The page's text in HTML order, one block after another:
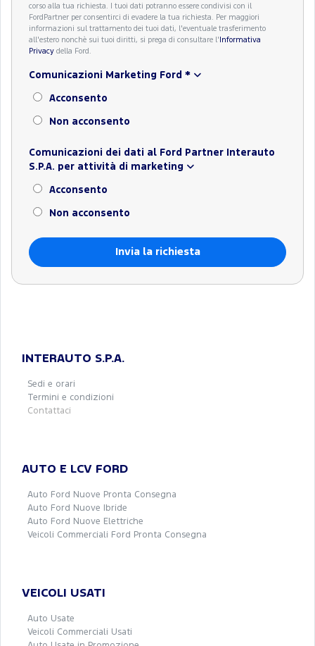
corso alla tua richiesta. I tuoi dati potranno essere condivisi con il
FordPartner per consentirci di evadere la tua richiesta. Per maggiori
informazioni sul trattamento dei tuoi dati, l'eventuale trasferimento
all'estero nonchè sui tuoi diritti, si prega di consultare l' Informativa
Privacy della Ford.
Comunicazioni Marketing Ford *
Acconsento
Non acconsento
Comunicazioni dei dati al Ford Partner Interauto
S.P.A. per attività di marketing
Acconsento
Non acconsento
INTERAUTO S.P.A.
Sedi e orari
Termini e condizioni
Contattaci
AUTO E LCV FORD
Auto Ford Nuove Pronta Consegna
Auto Ford Nuove Ibride
Auto Ford Nuove Elettriche
Veicoli Commerciali Ford Pronta Consegna
VEICOLI USATI
Auto Usate
Veicoli Commerciali Usati